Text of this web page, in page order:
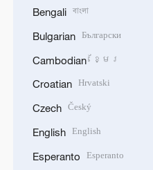
Bengali বাংলা
Bulgarian Български
Cambodian ខ្មែរ
Croatian Hrvatski
Czech Český
English English
Esperanto Esperanto